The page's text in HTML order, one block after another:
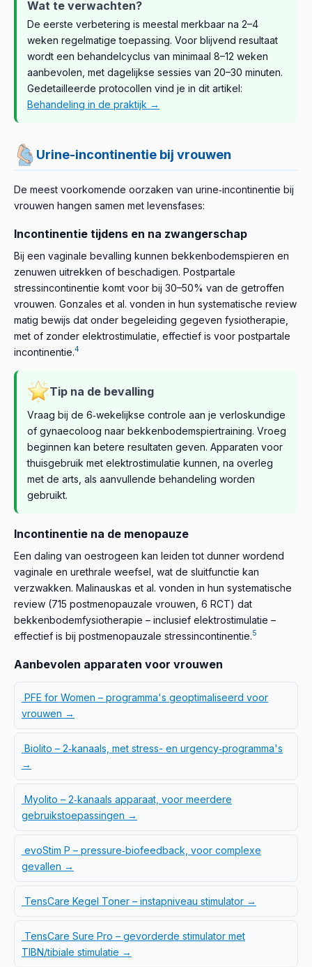
toepassing van beide methoden effectiever dan elk
van beide op zichzelf.
elektrostimulatie duurzame verbetering kan geven bij
stressincontinentie. 3
toenemende tijdsintervallen. Een Cochrane‑review
vond hoogwaardig bewijs voor de effectiviteit van
blaastraining bij aandrangincontinentie.1
De combinatie van PFMT en blaastraining kan betere
resultaten geven dan elk van beide methoden
Wat te verwachten?
De eerste verbetering is meestal merkbaar na 2–4
weken regelmatige toepassing. Voor blijvend resultaat
wordt een behandelcyclus van minimaal 8–12 weken
aanbevolen, met dagelijkse sessies van 20–30 minuten.
Gedetailleerde protocollen vind je in dit artikel:
Behandeling in de praktijk →
Urine-incontinentie bij vrouwen
De meest voorkomende oorzaken van urine‑incontinentie bij
vrouwen hangen samen met levensfases:
Incontinentie tijdens en na zwangerschap
Bij een vaginale bevalling kunnen bekkenbodemspieren en
zenuwen uitrekken of beschadigen. Postpartale
stressincontinentie komt voor bij 30–50% van de getroffen
vrouwen. Gonzales et al. vonden in hun systematische review
matig bewijs dat onder begeleiding gegeven fysiotherapie,
met of zonder elektrostimulatie, effectief is voor postpartale
incontinentie.4
Tip na de bevalling
Vraag bij de 6‑wekelijkse controle aan je verloskundige
of gynaecoloog naar bekkenbodemspiertraining. Vroeg
beginnen kan betere resultaten geven. Apparaten voor
thuisgebruik met elektrostimulatie kunnen, na overleg
met de arts, als aanvullende behandeling worden
gebruikt.
Incontinentie na de menopauze
Een daling van oestrogeen kan leiden tot dunner wordend
vaginale en urethrale weefsel, wat de sluitfunctie kan
verzwakken. Malinauskas et al. vonden in hun systematische
review (715 postmenopauzale vrouwen, 6 RCT) dat
bekkenbodemfysiotherapie – inclusief elektrostimulatie –
effectief is bij postmenopauzale stressincontinentie.5
Aanbevolen apparaten voor vrouwen
PFE for Women – programma's geoptimaliseerd voor
vrouwen →
Biolito – 2‑kanaals, met stress- en urgency‑programma's
→
Myolito – 2‑kanaals apparaat, voor meerdere
gebruikstoepassingen →
evoStim P – pressure‑biofeedback, voor complexe
gevallen →
TensCare Kegel Toner – instapniveau stimulator →
TensCare Sure Pro – gevorderde stimulator met
TIBN/tibiale stimulatie →